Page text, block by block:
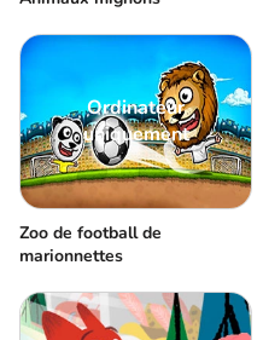
Ordinateur
uniquement
Zoo de football de
marionnettes